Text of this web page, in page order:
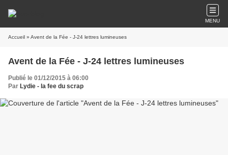
MENU
Accueil » Avent de la Fée - J-24 lettres lumineuses
Avent de la Fée - J-24 lettres lumineuses
Publié le 01/12/2015 à 06:00
Par Lydie - la fee du scrap